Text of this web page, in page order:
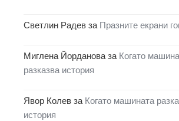
Светлин Радев за Празните екрани
Миглена Йорданова за Когато
разказва история
Явор Колев за Когато машината
история